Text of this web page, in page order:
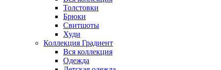
Толстовки
Брюки
Свитшоты
Худи
Коллекция Градиент
Вся коллекция
Одежда